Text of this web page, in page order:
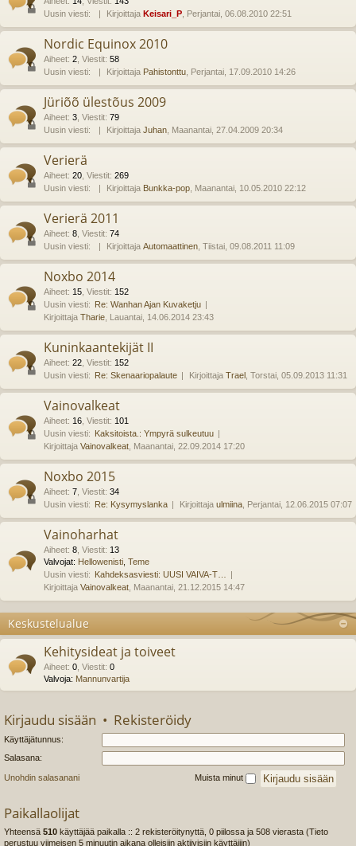
Uusin viesti:
Kirjoittaja Keisari_P , Perjantai, 06.08.2010 22:51
Nordic Equinox 2010
Aiheet: 2 Viestit: 58
Uusin viesti:
Kirjoittaja Pahistonttu , Perjantai, 17.09.2010 14:26
Jüriõõ ülestõus 2009
Aiheet: 3 Viestit: 79
Uusin viesti:
Kirjoittaja Juhan , Maanantai, 27.04.2009 20:34
Verierä
Aiheet: 20 Viestit: 269
Uusin viesti:
Kirjoittaja Bunkka-pop , Maanantai, 10.05.2010 22:12
Verierä 2011
Aiheet: 8 Viestit: 74
Uusin viesti:
Kirjoittaja Automaattinen , Tiistai, 09.08.2011 11:09
Noxbo 2014
Aiheet: 15 Viestit: 152
Uusin viesti: Re: Wanhan Ajan Kuvaketju
Kirjoittaja Tharie , Lauantai, 14.06.2014 23:43
Kuninkaantekijät II
Aiheet: 22 Viestit: 152
Uusin viesti: Re: Skenaariopalaute Kirjoittaja Trael , Torstai, 05.09.2013 11:31
Vainovalkeat
Aiheet: 16 Viestit: 101
Uusin viesti: Kaksitoista.: Ympyrä sulkeutuu
Kirjoittaja Vainovalkeat , Maanantai, 22.09.2014 17:20
Noxbo 2015
Aiheet: 7 Viestit: 34
Uusin viesti: Re: Kysymyslanka Kirjoittaja ulmiina , Perjantai, 12.06.2015 07:07
Vainoharhat
Aiheet: 8 Viestit: 13
Valvojat: Hellowenisti Teme
Uusin viesti: Kahdeksasviesti: UUSI VAIVA-T…
Kirjoittaja Vainovalkeat , Maanantai, 21.12.2015 14:47
Keskustelualue
Kehitysideat ja toiveet
Aiheet: 0 Viestit: 0
Valvoja: Mannunvartija
Kirjaudu sisään • Rekisteröidy
Käyttäjätunnus:
Salasana:
Unohdin salasanani Muista minut
Paikallaolijat
Yhteensä 510 käyttäjää paikalla :: 2 rekisteröitynyttä, 0 piilossa ja 508 vierasta (Tieto
perustuu viimeisen 5 minuutin aikana olleisiin aktiivisiin käyttäjiin)